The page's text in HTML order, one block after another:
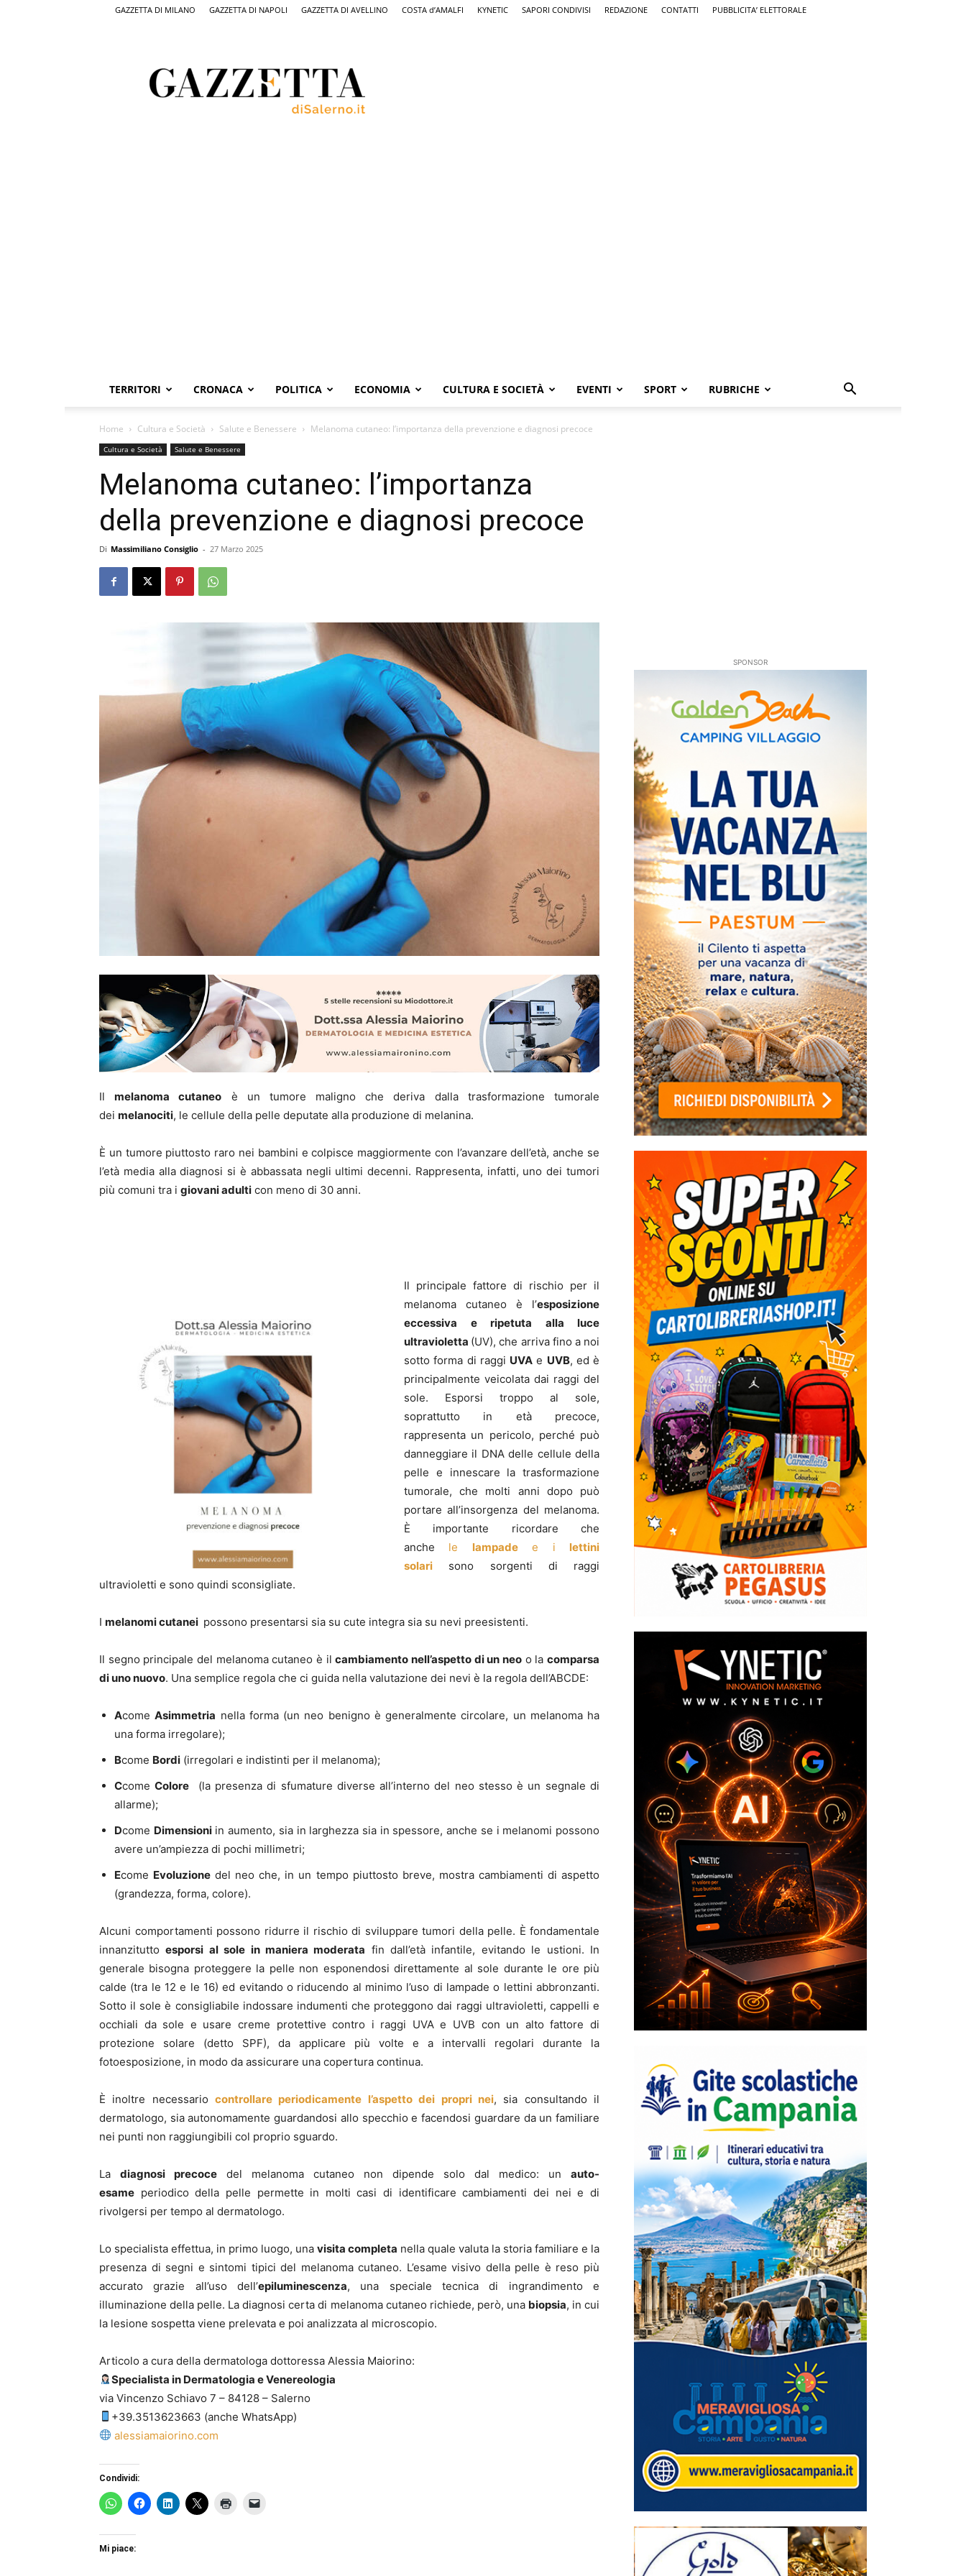
GAZZETTA DI MILANO GAZZETTA DI NAPOLI GAZZETTA DI AVELLINO COSTA d’AMALFI KYNETIC SAPORI CONDIVISI REDAZIONE CONTATTI PUBBLICITA’ ELETTORALE
Salerno,
il
quotidiano
TERRITORI CRONACA POLITICA ECONOMIA CULTURA E SOCIETÀ EVENTI SPORT RUBRICHE
Home Cultura e Società Salute e Benessere Melanoma cutaneo: l’importanza della prevenzione e diagnosi precoce
Cultura e Società Salute e Benessere
Melanoma cutaneo: l’importanza
della prevenzione e diagnosi precoce
Di Massimiliano Consiglio - 27 Marzo 2025
Ilmelanoma cutaneo è un tumore maligno che deriva dalla trasformazione tumorale
dei melanociti, le cellule della pelle deputate alla produzione di melanina.
È un tumore piuttosto raro nei bambini e colpisce maggiormente con l’avanzare dell’età, anche se
l’età media alla diagnosi si è abbassata negli ultimi decenni. Rappresenta, infatti, uno dei tumori
più comuni tra i giovani adulti con meno di 30 anni.
Il principale fattore di rischio per il
melanoma cutaneo è l’esposizione
eccessiva e ripetuta alla luce
ultravioletta (UV), che arriva fino a noi
sotto forma di raggi UVA e UVB, ed è
principalmente veicolata dai raggi del
sole. Esporsi troppo al sole,
soprattutto in età precoce,
rappresenta un pericolo, perché può
danneggiare il DNA delle cellule della
pelle e innescare la trasformazione
tumorale, che molti anni dopo può
portare all’insorgenza del melanoma.
È importante ricordare che
anche le lampadee i lettini
solari sono sorgenti di raggi
ultravioletti e sono quindi sconsigliate.
I melanomi cutanei possono presentarsi sia su cute integra sia su nevi preesistenti.
Il segno principale del melanoma cutaneo è ilcambiamento nell’aspetto di un neo o lacomparsa
di uno nuovo. Una semplice regola che ci guida nella valutazione dei nevi è la regola dell’ABCDE:
AcomeAsimmetria nella forma (un neo benigno è generalmente circolare, un melanoma ha
una forma irregolare);
Bcome Bordi (irregolari e indistinti per il melanoma);
CcomeColore (la presenza di sfumature diverse all’interno del neo stesso è un segnale di
allarme);
Dcome Dimensioniin aumento, sia in larghezza sia in spessore, anche se i melanomi possono
avere un’ampiezza di pochi millimetri;
Ecome Evoluzione del neo che, in un tempo piuttosto breve, mostra cambiamenti di aspetto
(grandezza, forma, colore).
Alcuni comportamenti possono ridurre il rischio di sviluppare tumori della pelle. È fondamentale
innanzituttoesporsi al sole in maniera moderata fin dall’età infantile, evitando le ustioni. In
generale bisogna proteggere la pelle non esponendosi direttamente al sole durante le ore più
calde (tra le 12 e le 16) ed evitando o riducendo al minimo l’uso di lampade o lettini abbronzanti.
Sotto il sole è consigliabile indossare indumenti che proteggono dai raggi ultravioletti, cappelli e
occhiali da sole e usare creme protettive contro i raggi UVA e UVB con un alto fattore di
protezione solare (detto SPF), da applicare più volte e a intervalli regolari durante la
fotoesposizione, in modo da assicurare una copertura continua.
È inoltre necessariocontrollare periodicamente l’aspetto dei propri nei, sia consultando il
dermatologo, sia autonomamente guardandosi allo specchio e facendosi guardare da un familiare
nei punti non raggiungibili col proprio sguardo.
La diagnosi precoce del melanoma cutaneo non dipende solo dal medico: un auto-
esame periodico della pelle permette in molti casi di identificare cambiamenti dei nei e di
rivolgersi per tempo al dermatologo.
Lo specialista effettua, in primo luogo, una visita completa nella quale valuta la storia familiare e la
presenza di segni e sintomi tipici del melanoma cutaneo. L’esame visivo della pelle è reso più
accurato grazie all’uso dell’epiluminescenza, una speciale tecnica di ingrandimento e
illuminazione della pelle. La diagnosi certa di melanoma cutaneo richiede, però, una biopsia, in cui
la lesione sospetta viene prelevata e poi analizzata al microscopio.
Articolo a cura della dermatologa dottoressa Alessia Maiorino:
Specialista in Dermatologia e Venereologia
via Vincenzo Schiavo 7 – 84128 – Salerno
+39.3513623663 (anche WhatsApp)
alessiamaiorino.com
Condividi:
Mi piace:
SPONSOR